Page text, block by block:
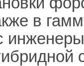
в